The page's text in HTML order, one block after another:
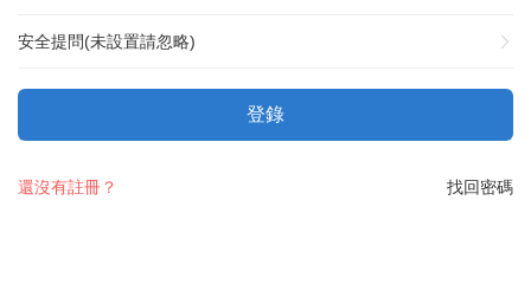
安全提問(未設置請忽略)
登錄
找回密碼
還沒有註冊？